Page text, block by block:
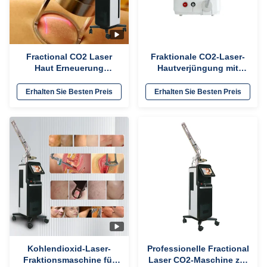
Fractional CO2 Laser
Haut Erneuerung
Dehnungsstreifen
Entfernung Maschine
Erhalten Sie Besten Preis
Fraktionale CO2-Laser-
Hautverjüngung mit
ergonomischem
Handstück für einfache
klinischen Dermatologie
Erhalten Sie Besten Preis
Kohlendioxid-Laser-
Fraktionsmaschine für
Professionelle Fractional
Laser CO2-Maschine zur